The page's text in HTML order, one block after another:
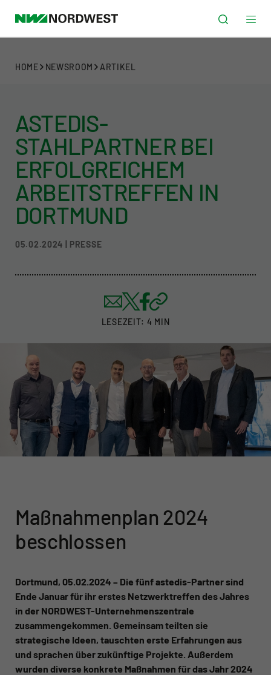
HOME NEWSROOM ARTIKEL
ASTEDIS-
STAHLPARTNER BEI
ERFOLGREICHEM
ARBEITSTREFFEN IN
DORTMUND
05.02.2024 | PRESSE
LESEZEIT: 4 MIN
Maßnahmenplan 2024
beschlossen
Dortmund, 05.02.2024 – Die fünf astedis-Partner sind
Ende Januar für ihr erstes Netzwerktreffen des Jahres
in der NORDWEST-Unternehmenszentrale
zusammengekommen. Gemeinsam teilten sie
strategische Ideen, tauschten erste Erfahrungen aus
und sprachen über zukünftige Projekte. Außerdem
wurden diverse konkrete Maßnahmen für das Jahr 2024